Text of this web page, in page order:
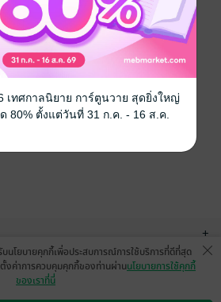
+
นโยบายคุกกี้เพื่อประสบการณ์การใช้บริการที่ดีที่สุด
งค่าการควบคุมคุกกี้ของท่านผ่านนโยบายการใช้คุกกี้
ของเราที่นี่
เทศกาลนิยาย การ์ตูนวาย สุดยิ่งใหญ่
80% ตั้งแต่วันที่ 31 ก.ค. - 16 ส.ค.